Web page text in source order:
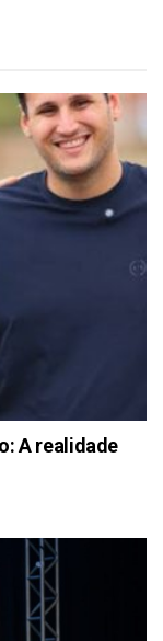
A realidade